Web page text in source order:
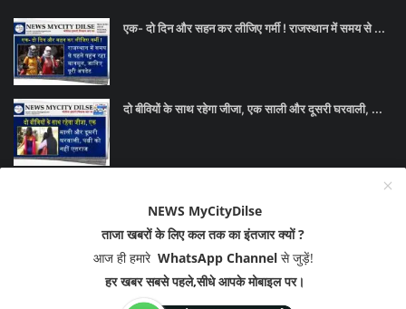
एक- दो दिन और सहन कर लीजिए गर्मी ! राजस्थान में समय से ...
दो बीवियों के साथ रहेगा जीजा, एक साली और दूसरी घरवाली, ...
SOCIAL MEDIA
NEWS MyCityDilse
ताजा खबरों के लिए कल तक का इंतजार क्यों ?
आज ही हमारे WhatsApp Channelसे जुड़ें!
हर खबर सबसे पहले,सीधे आपके मोबाइल पर।